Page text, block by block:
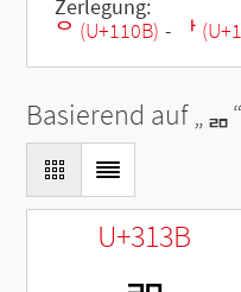
Zerlegung:
ᄋ (U+110B) - ᅡ
Basierend auf „ᆱ
U+313B